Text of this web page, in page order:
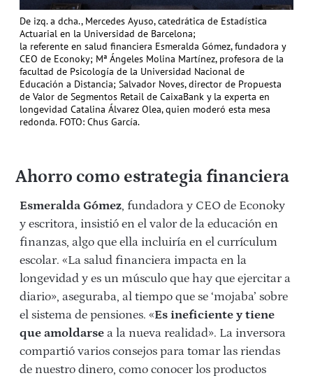
De izq. a dcha., Mercedes Ayuso, catedrática de Estadística
Actuarial en la Universidad de Barcelona;
la referente en salud financiera Esmeralda Gómez, fundadora y
CEO de Econoky; Mª Ángeles Molina Martínez, profesora de la
facultad de Psicología de la Universidad Nacional de
Educación a Distancia; Salvador Noves, director de Propuesta
de Valor de Segmentos Retail de CaixaBank y la experta en
longevidad Catalina Álvarez Olea, quien moderó esta mesa
redonda. FOTO: Chus García.
Ahorro como estrategia financiera
Esmeralda Gómez, fundadora y CEO de Econoky
y escritora, insistió en el valor de la educación en
finanzas, algo que ella incluiría en el currículum
escolar. «La salud financiera impacta en la
longevidad y es un músculo que hay que ejercitar a
diario», aseguraba, al tiempo que se ‘mojaba’ sobre
el sistema de pensiones. «Es ineficiente y tiene
que amoldarse a la nueva realidad». La inversora
compartió varios consejos para tomar las riendas
de nuestro dinero, como conocer los productos